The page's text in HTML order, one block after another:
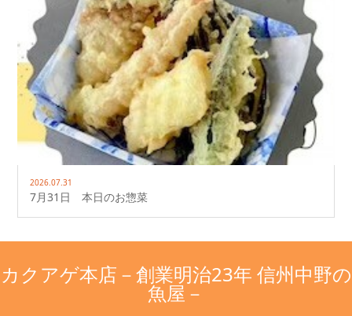
2026.07.31
7月31日 本日のお惣菜
カクアゲ本店－創業明治23年 信州中野の
魚屋－